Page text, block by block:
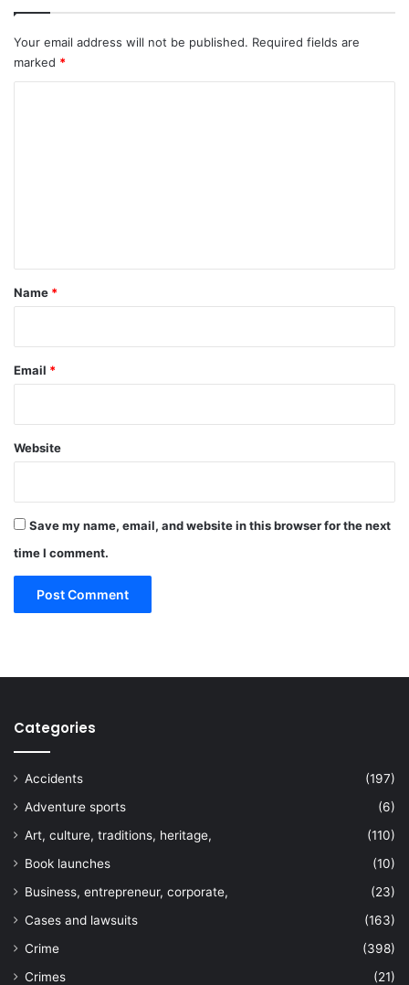
Your email address will not be published. Required fields are
marked *
*
Name *
Email *
Website
Save my name, email, and website in this browser for the next
time I comment.
Categories
Accidents
(197)
Adventure sports
(6)
Art, culture, traditions, heritage,
(110)
Book launches
(10)
Business, entrepreneur, corporate,
(23)
Cases and lawsuits
(163)
Crime
(398)
Crimes
(21)